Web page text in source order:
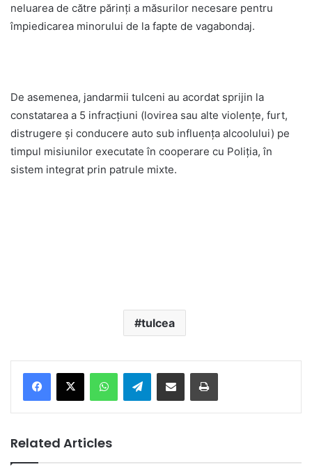
neluarea de către părinți a măsurilor necesare pentru
împiedicarea minorului de la fapte de vagabondaj.
De asemenea, jandarmii tulceni au acordat sprijin la
constatarea a 5 infracțiuni (lovirea sau alte violențe, furt,
distrugere și conducere auto sub influența alcoolului) pe
timpul misiunilor executate în cooperare cu Poliția, în
sistem integrat prin patrule mixte.
tulcea
Telegram
Related Articles